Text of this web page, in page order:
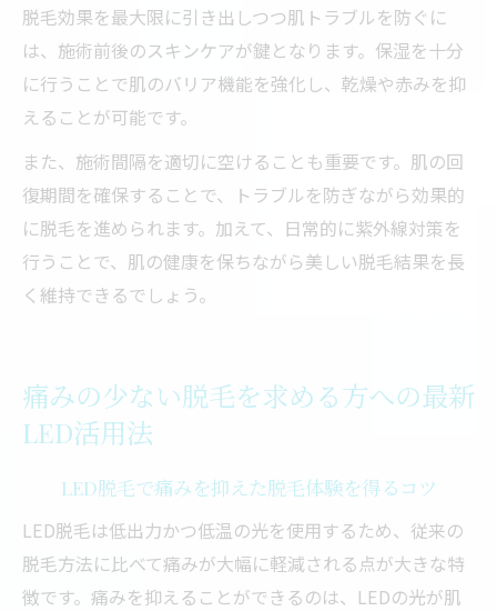
脱毛効果を最大限に引き出しつつ肌トラブルを防ぐに
は、施術前後のスキンケアが鍵となります。保湿を十分
に行うことで肌のバリア機能を強化し、乾燥や赤みを抑
えることが可能です。
また、施術間隔を適切に空けることも重要です。肌の回
復期間を確保することで、トラブルを防ぎながら効果的
に脱毛を進められます。加えて、日常的に紫外線対策を
行うことで、肌の健康を保ちながら美しい脱毛結果を長
く維持できるでしょう。
痛みの少ない脱毛を求める方への最新
LED活用法
LED脱毛で痛みを抑えた脱毛体験を得るコツ
LED脱毛は低出力かつ低温の光を使用するため、従来の
脱毛方法に比べて痛みが大幅に軽減される点が大きな特
徴です。痛みを抑えることができるのは、LEDの光が肌